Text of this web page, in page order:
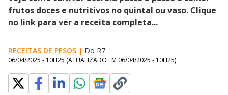
frutos doces e nutritivos no quintal ou vaso. Clique
no link para ver a receita completa...
RECEITAS DE PESOS | Do R7
06/04/2025 - 10H25 (ATUALIZADO EM 06/04/2025 - 10H25)